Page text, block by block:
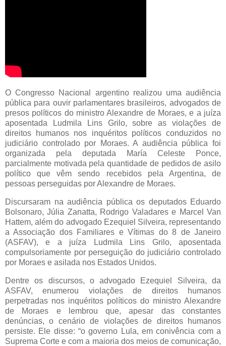
O Congresso Nacional argentino realizou uma audiência
pública para ouvir parlamentares brasileiros, advogados de
presos políticos do ministro Alexandre de Moraes, e a juíza
aposentada Ludmila Lins Grilo, sobre as violações de
direitos humanos nos inquéritos políticos conduzidos no
judiciário controlado por Moraes. A audiência pública foi
organizada pela deputada María Celeste Ponce,
parcialmente motivada pela quantidade de pedidos de asilo
político que vêm sendo recebidos pela Argentina, de
pessoas perseguidas por Alexandre de Moraes.
Discursaram na audiência pública os deputados Eduardo
Bolsonaro, Júlia Zanatta, Rodrigo Valadares e Marcel Van
Hattem, além do advogado Ezequiel Silveira, representando
a Associação dos Familiares e Vítimas do 8 de Janeiro
(ASFAV), e a juíza Ludmila Lins Grilo, aposentada
compulsoriamente por perseguição do judiciário controlado
por Moraes e asilada nos Estados Unidos.
Dentre os discursos, o advogado Ezequiel Silveira, da
ASFAV, enumerou violações de direitos humanos
perpetradas nos inquéritos políticos do ministro Alexandre
de Moraes e lembrou que, apesar das constantes
denúncias, o cenário de violações de direitos humanos
persiste. Ele disse: “o governo Lula, em conivência com a
Suprema Corte e com a maioria dos meios de comunicação,